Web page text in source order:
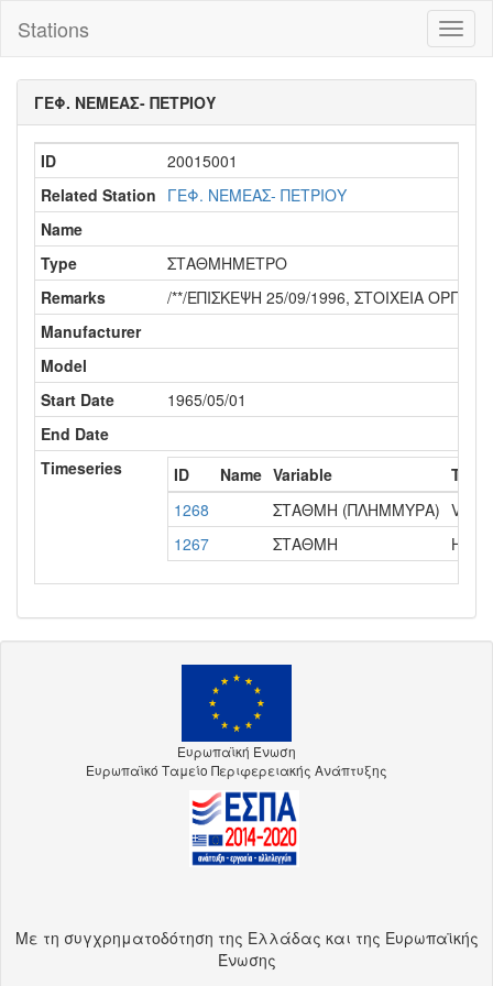
Stations
ΓΕΦ. ΝΕΜΕΑΣ- ΠΕΤΡΙΟΥ
ID
20015001
Related Station ΓΕΦ. ΝΕΜΕΑΣ- ΠΕΤΡΙΟΥ
Name
Type
ΣΤΑΘΜΗΜΕΤΡΟ
Remarks
/**/ΕΠΙΣΚΕΨΗ 25/09/1996, ΣΤΟΙΧΕΙΑ
Manufacturer
Model
Start Date
1965/05/01
End Date
Timeseries
ID Name Variable
Time
1268
ΣΤΑΘΜΗ (ΠΛΗΜΜΥΡΑ)
1267
ΣΤΑΘΜΗ
Ευρωπαϊκή Ένωση
Ευρωπαϊκό Ταμείο Περιφερειακής Ανάπτυξης
Με τη συγχρηματοδότηση της Ελλάδας και της Ευρωπαϊκής
Ένωσης